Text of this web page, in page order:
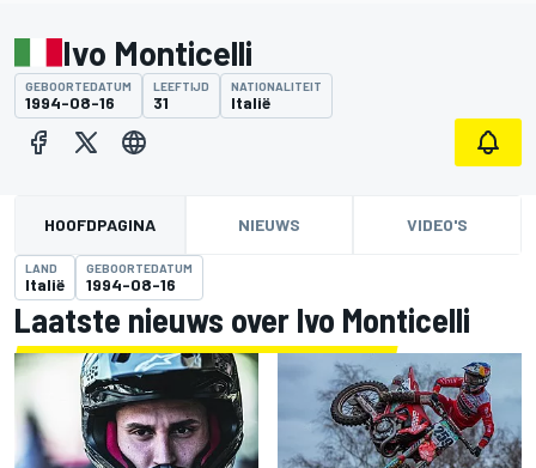
Ivo Monticelli
GEBOORTEDATUM
1994-08-16
LEEFTIJD
31
NATIONALITEIT
Italië
HOOFDPAGINA NIEUWS VIDEO'S
LAND
Italië
GEBOORTEDATUM
1994-08-16
Laatste nieuws over Ivo Monticelli